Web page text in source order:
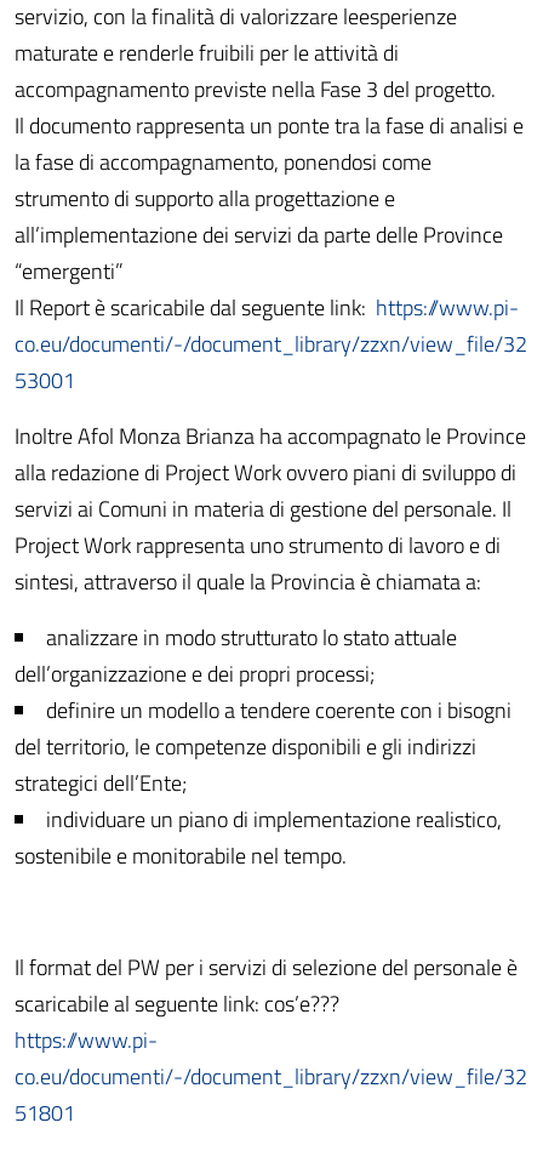
servizio, con la finalità di valorizzare leesperienze
maturate e renderle fruibili per le attività di
accompagnamento previste nella Fase 3 del progetto.
Il documento rappresenta un ponte tra la fase di analisi e
la fase di accompagnamento, ponendosi come
strumento di supporto alla progettazione e
all’implementazione dei servizi da parte delle Province
“emergenti”
Il Report è scaricabile dal seguente link: https://www.pi-
co.eu/documenti/-/document_library/zzxn/view_file/32
53001
Inoltre Afol Monza Brianza ha accompagnato le Province
alla redazione di Project Work ovvero piani di sviluppo di
servizi ai Comuni in materia di gestione del personale. Il
Project Work rappresenta uno strumento di lavoro e di
sintesi, attraverso il quale la Provincia è chiamata a:
analizzare in modo strutturato lo stato attuale
dell’organizzazione e dei propri processi;
definire un modello a tendere coerente con i bisogni
del territorio, le competenze disponibili e gli indirizzi
strategici dell’Ente;
individuare un piano di implementazione realistico,
sostenibile e monitorabile nel tempo.
Il format del PW per i servizi di selezione del personale è
scaricabile al seguente link: cos’e???
https://www.pi-
co.eu/documenti/-/document_library/zzxn/view_file/32
51801